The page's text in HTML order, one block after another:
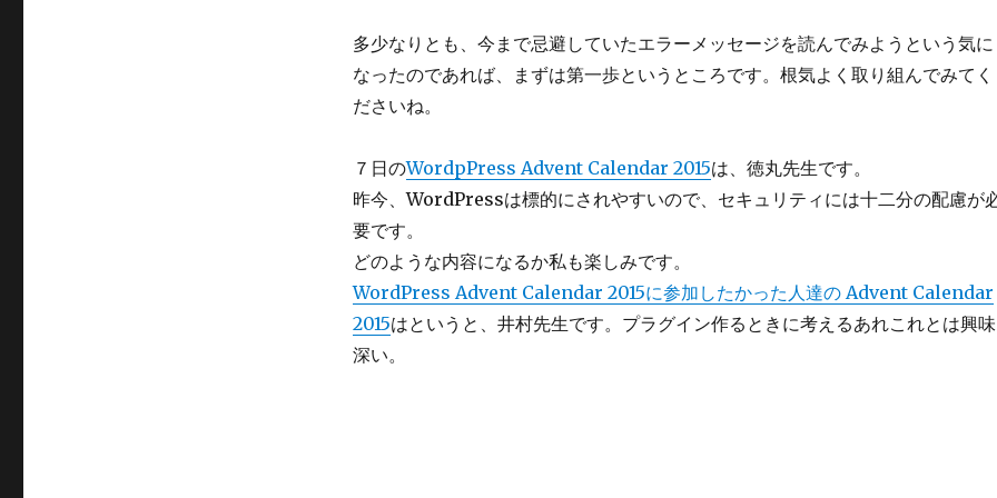
多少なりとも、今まで忌避していたエラーメッセージを読んでみようという気に
なったのであれば、まずは第一歩というところです。根気よく取り組んでみてく
ださいね。
７日のWordpPress Advent Calendar 2015は、徳丸先生です。
昨今、WordPressは標的にされやすいので、セキュリティには十二分の配慮が
要です。
どのような内容になるか私も楽しみです。
WordPress Advent Calendar 2015に参加したかった人達の Advent Calendar
2015はというと、井村先生です。プラグイン作るときに考えるあれこれとは興味
深い。